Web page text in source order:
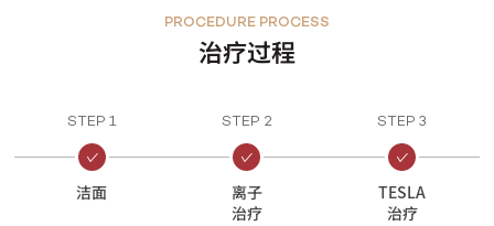
治疗过程
PROCEDURE PROCESS
STEP 1
洁面
STEP 2
离子
治疗
STEP 3
TESLA
治疗